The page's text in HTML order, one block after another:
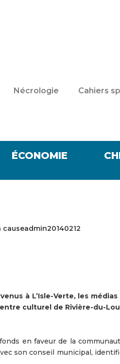
Nécrologie Cahiers
ÉCONOMIE
à L’Isle-Verte, les
culturel de Rivière-du-
en faveur de la
son conseil municipal,